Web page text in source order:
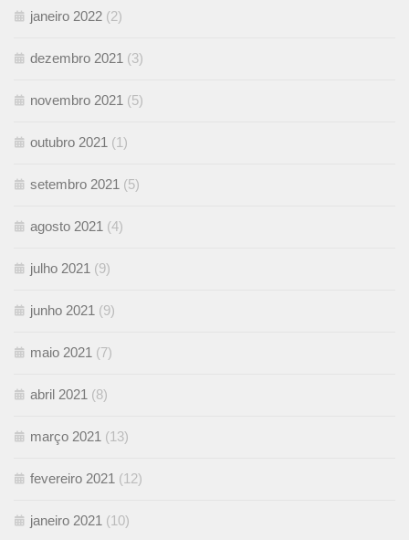
janeiro 2022 (2)
dezembro 2021 (3)
novembro 2021 (5)
outubro 2021 (1)
setembro 2021 (5)
agosto 2021 (4)
julho 2021 (9)
junho 2021 (9)
maio 2021 (7)
abril 2021 (8)
março 2021 (13)
fevereiro 2021 (12)
janeiro 2021 (10)